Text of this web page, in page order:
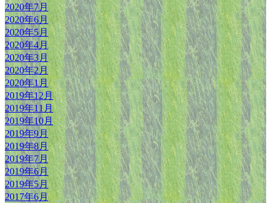
2020年7月
2020年6月
2020年5月
2020年4月
2020年3月
2020年2月
2020年1月
2019年12月
2019年11月
2019年10月
2019年9月
2019年8月
2019年7月
2019年6月
2019年5月
2017年6月